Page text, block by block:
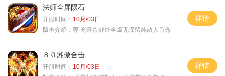
法师全屏陨石
开服时间： 10月/03日
版本介绍： 荐 充滚蛋野外全爆无保留纯散人首秀
详情
８０湘傲合击
开服时间： 10月/03日
详情